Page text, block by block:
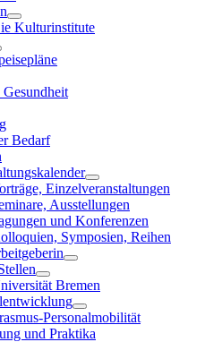
Kulturinstitute
Bedarf
Einzelveranstaltungen
Ausstellungen
und Konferenzen
Symposien, Reihen
Bremen
Personalmobilität
und Praktika